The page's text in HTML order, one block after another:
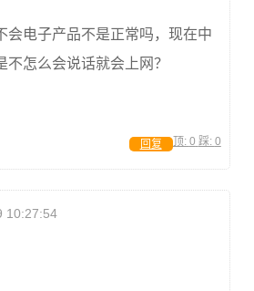
会电子产品不是正常吗，现在中
不怎么会说话就会上网？
顶: 0 踩: 0
回复
10:27:54